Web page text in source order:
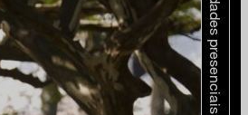
atividades presenciais